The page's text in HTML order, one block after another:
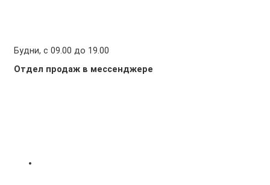
Будни, с 09.00 до 19.00
Отдел продаж в мессенджере